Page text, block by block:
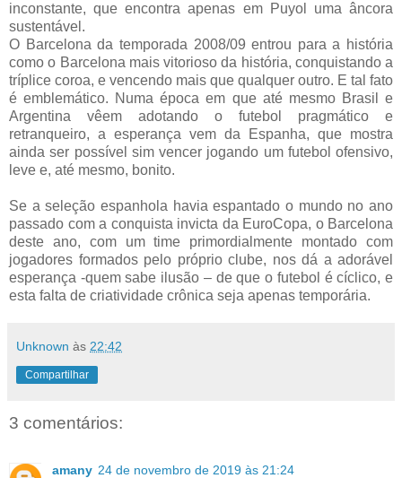
inconstante, que encontra apenas em Puyol uma âncora
sustentável.
O Barcelona da temporada 2008/09 entrou para a história
como o Barcelona mais vitorioso da história, conquistando a
tríplice coroa, e vencendo mais que qualquer outro. E tal fato
é emblemático. Numa época em que até mesmo Brasil e
Argentina vêem adotando o futebol pragmático e
retranqueiro, a esperança vem da Espanha, que mostra
ainda ser possível sim vencer jogando um futebol ofensivo,
leve e, até mesmo, bonito.
Se a seleção espanhola havia espantado o mundo no ano
passado com a conquista invicta da EuroCopa, o Barcelona
deste ano, com um time primordialmente montado com
jogadores formados pelo próprio clube, nos dá a adorável
esperança -quem sabe ilusão – de que o futebol é cíclico, e
esta falta de criatividade crônica seja apenas temporária.
Unknown às 22:42
Compartilhar
3 comentários:
amany 24 de novembro de 2019 às 21:24